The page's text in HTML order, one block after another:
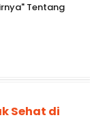
Tentang
Sehat di